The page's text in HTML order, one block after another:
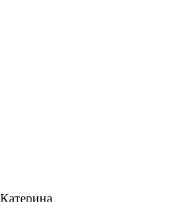
Катерина